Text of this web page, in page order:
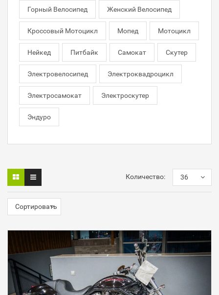
Горный Велосипед Женский Велосипед
Кроссовый Мотоцикл Мопед Мотоцикл
Нейкед Питбайк Самокат Скутер
Электровелосипед Электроквадроцикл
Электросамокат Электроскутер
Эндуро
Количество: 36
Сортировать